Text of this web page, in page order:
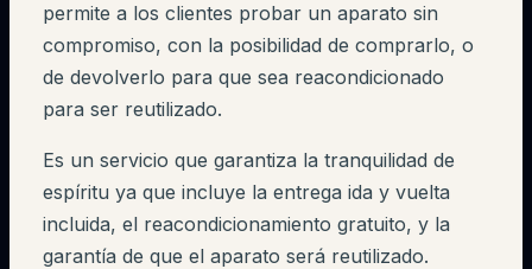
permite a los clientes probar un aparato sin
compromiso, con la posibilidad de comprarlo, o
de devolverlo para que sea reacondicionado
para ser reutilizado.
Es un servicio que garantiza la tranquilidad de
espíritu ya que incluye la entrega ida y vuelta
incluida, el reacondicionamiento gratuito, y la
garantía de que el aparato será reutilizado.